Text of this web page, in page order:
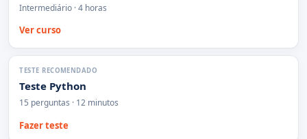
Intermediário · 4 horas
Ver curso
TESTE RECOMENDADO
Teste Python
15 perguntas · 12 minutos
Fazer teste